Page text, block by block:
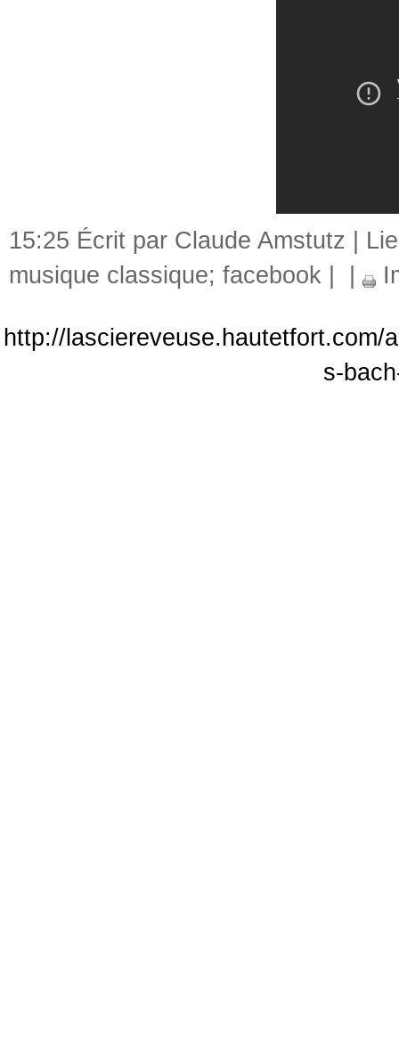
15:25 Écrit par Claude Amstutz |
musique classique; facebook
http://lasciereveuse.hautetfort.com/
s-